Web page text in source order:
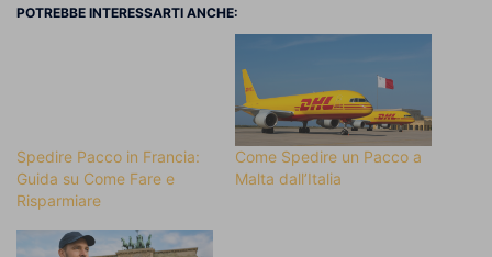
POTREBBE INTERESSARTI ANCHE:
Spedire Pacco in Francia:
Guida su Come Fare e
Risparmiare
Come Spedire un Pacco a
Malta dall’Italia